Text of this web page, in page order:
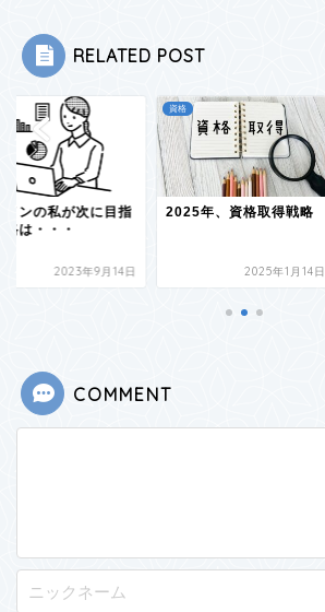
RELATED POST
年、資格取得戦略
2025年1月14日
資格
エネ管試験まで、残り5
2025年2月25日
COMMENT